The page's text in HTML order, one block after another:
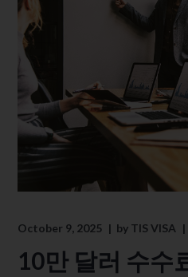
October 9, 2025 by TIS VISA
10만 달러 수수